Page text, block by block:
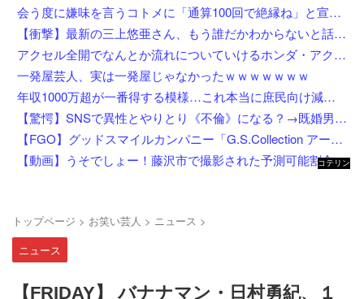
会う度に嫌味を言うコトメに「通算100回で絶縁ね」と宣言した私！カウント達成後、鍵を交換して庭で喚くコトメに仕掛けた恥ずかしすぎる撃退法←律儀に録音＆カウントしてて草
【衝撃】最新の三上悠亜さん、もう誰だかわからないと話題になってしまった画像がこちら
アクセル全開でなんとか流れについていけるホンダ・アクティの動画が人気に。
一発屋芸人、実は一発屋じゃなかったｗｗｗｗｗｗｗ
年収1000万超が一番得する模様…これ本当に庶民向け減税か？
【驚愕】SNSで異性とやりとり《不倫》になる？→既婚男女の約7割がまさかの『こう』回答してしまうw w w w w w w w
【FGO】グッドスマイルカンパニー「G.S.Collection アーチャー/バーヴァン・シー 英霊祝装Ver.」【フィギュア化決定】
【動画】うそでしょー！藤沢市で撮影された予測可能割合が気になる事故のドラレコ。
コテリン
トップページ > お笑い芸人 > ニュース >
ニュース
【FRIDAY】 バナナマン・日村勇紀、１